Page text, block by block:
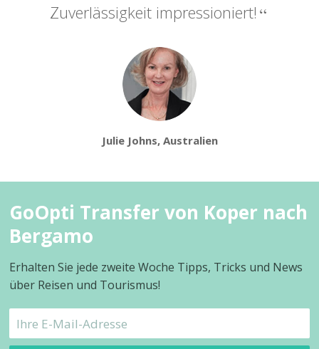
Zuverlässigkeit impressioniert!
Julie Johns, Australien
GoOpti Transfer von Koper nach
Bergamo
Erhalten Sie jede zweite Woche Tipps, Tricks und News
über Reisen und Tourismus!